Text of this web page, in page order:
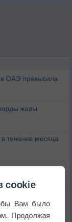
в ОАЭ превысила
жары
течение месяца
своё тепло!
cookie
Вам было
Продолжая